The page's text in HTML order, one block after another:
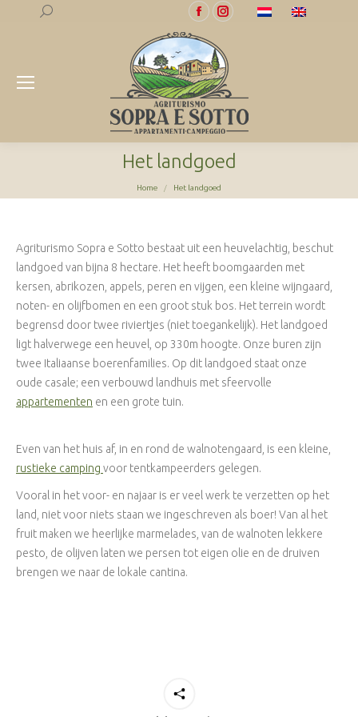
Search:
Facebook
opens
in
new
window
Instagram
new
window
Het landgoed
Je bent hier:
Home Het landgoed
Agriturismo Sopra e Sotto bestaat uit een heuvelachtig, beschut
landgoed van bijna 8 hectare. Het heeft boomgaarden met
kersen, abrikozen, appels, peren en vijgen, een kleine wijngaard,
noten- en olijfbomen en een groot stuk bos. Het terrein wordt
begrensd door twee riviertjes (niet toegankelijk). Het landgoed
ligt halverwege een heuvel, op 330m hoogte. Onze buren zijn
twee Italiaanse boerenfamilies. Op dit landgoed staat onze
oude casale; een verbouwd landhuis met sfeervolle
appartementen en een grote tuin.
Even van het huis af, in en rond de walnotengaard, is een kleine,
rustieke camping voor tentkampeerders gelegen.
Vooral in het voor- en najaar is er veel werk te verzetten op het
land, niet voor niets staan we ingeschreven als boer! Van al het
fruit maken we heerlijke marmelades, van de walnoten lekkere
pesto, de olijven laten we persen tot eigen olie en de druiven
brengen we naar de lokale cantina.